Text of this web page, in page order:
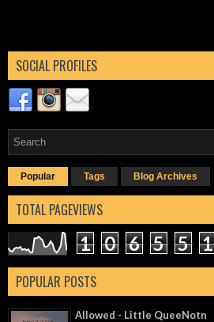
SOCIAL PROFILES
Popular Tags Blog Archives
TOTAL PAGEVIEWS
1 0 6 5 5 1
POPULAR POSTS
Allowed - Little QueeNotn